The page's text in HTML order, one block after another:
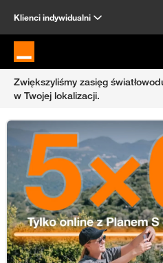
Klienci indywidualni
Strona główna Orange.pl
Zwiększyliśmy zasięg
w Twojej lokalizacji.
Tylko online z Planem S do 6.08